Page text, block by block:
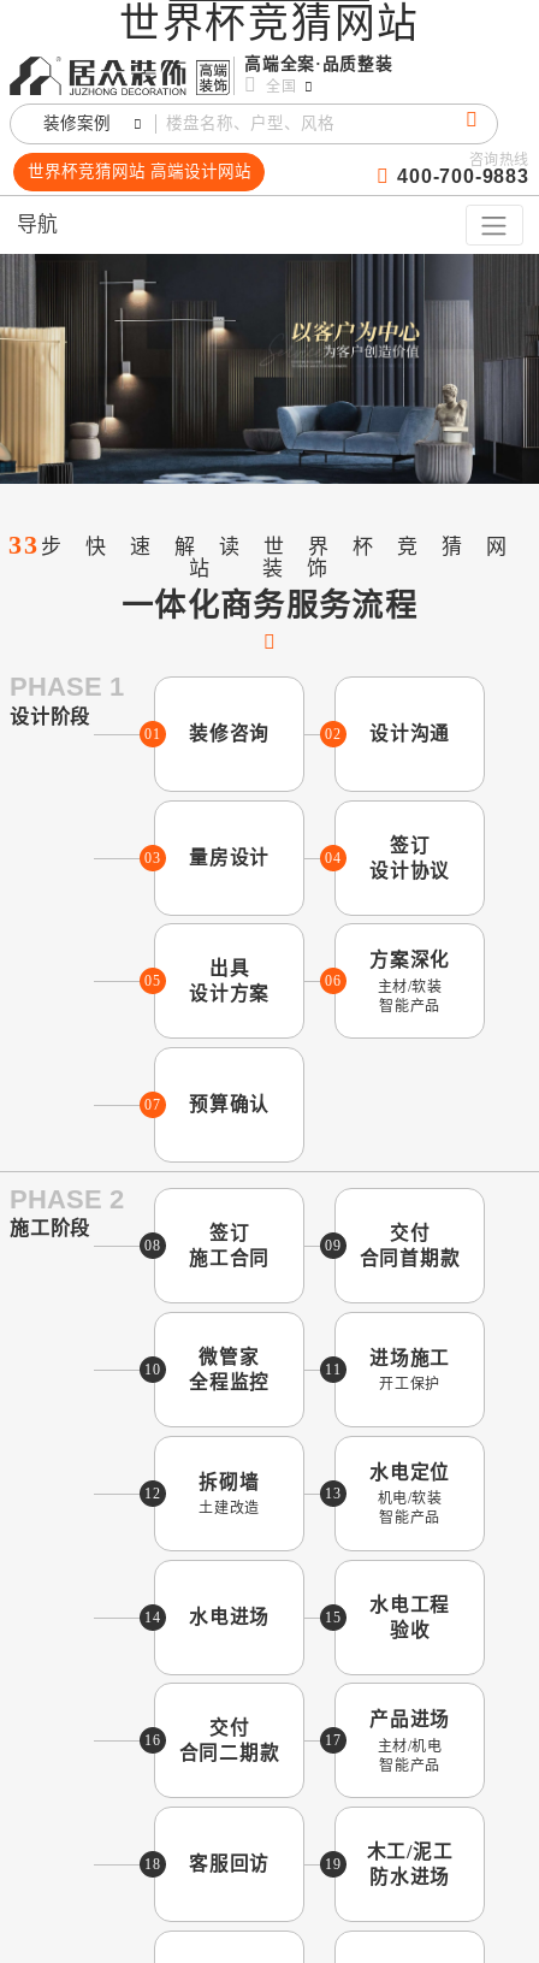
世界杯竞猜网站
高端全案·品质整装
全国
装修案例
世界杯竞猜网站 高端设计网站
咨询热线
400-700-9883
导航
33 步快速解读世界杯竞猜网
站 装饰
一体化商务服务流程
PHASE 1
设计阶段
01 装修咨询 02 设计沟通
03 量房设计 04
签订
设计协议
05
出具
设计方案
06
方案深化
主材/软装
智能产品
07 预算确认
PHASE 2
施工阶段
08
签订
施工合同
09
交付
合同首期款
10
微管家
全程监控
11
进场施工
开工保护
12
拆砌墙
土建改造
13
水电定位
机电/软装
智能产品
14 水电进场 15
水电工程
验收
16
交付
合同二期款
17
产品进场
主材/机电
智能产品
18 客服回访 19
木工/泥工
防水进场